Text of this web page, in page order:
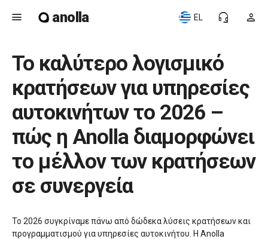
menu anolla person
headset_mic
EL
Το καλύτερο λογισμικό
κρατήσεων για υπηρεσίες
αυτοκινήτων το 2026 –
πώς η Anolla διαμορφώνει
το μέλλον των κρατήσεων
σε συνεργεία
Το 2026 συγκρίναμε πάνω από δώδεκα λύσεις κρατήσεων και
προγραμματισμού για υπηρεσίες αυτοκινήτου. Η Anolla